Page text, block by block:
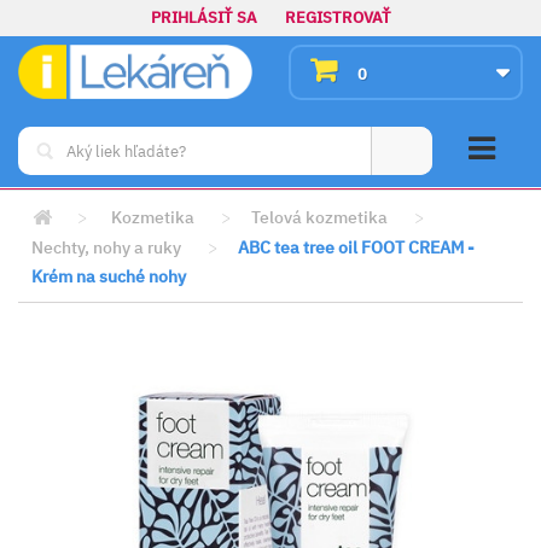
PRIHLÁSIŤ SA REGISTROVAŤ
0
> Kozmetika > Telová kozmetika
>
Nechty, nohy a ruky
>
ABC tea tree oil FOOT CREAM -
Krém na suché nohy